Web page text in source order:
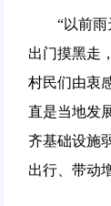
“以前雨天
出门摸黑走
村民们由衷
直是当地发
齐基础设施
出行、带动